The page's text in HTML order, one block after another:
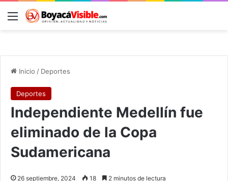
Menú
Inicio / Deportes
Deportes
Independiente Medellín fue
eliminado de la Copa
Sudamericana
26 septiembre, 2024 18 2 minutos de lectura